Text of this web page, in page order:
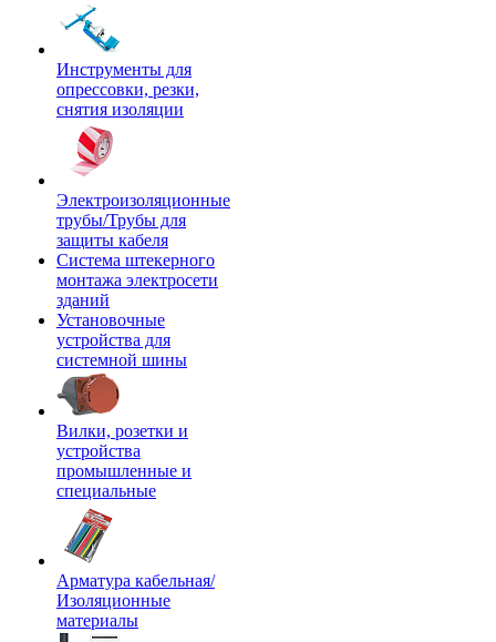
Инструменты для
опрессовки, резки,
снятия изоляции
Электроизоляционные
трубы/Трубы для
защиты кабеля
Система штекерного
монтажа электросети
зданий
Установочные
устройства для
системной шины
Вилки, розетки и
устройства
промышленные и
специальные
Арматура кабельная/
Изоляционные
материалы